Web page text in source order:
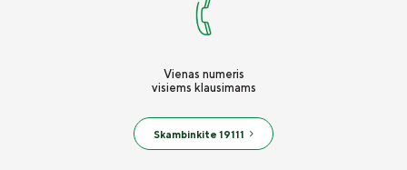
Vienas numeris
visiems klausimams
Skambinkite 19111